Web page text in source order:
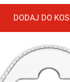
DODAJ DO